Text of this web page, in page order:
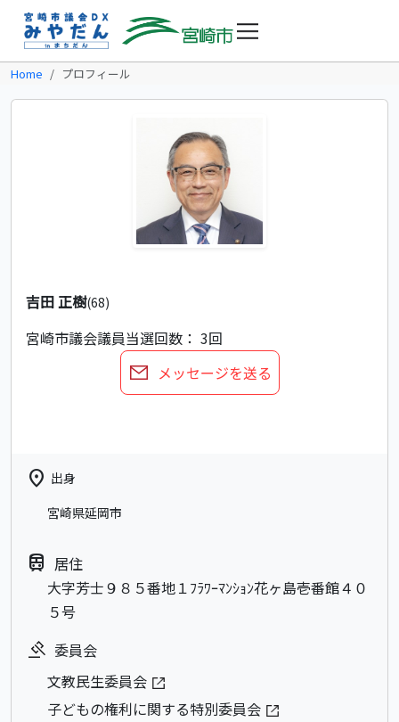
Home プロフィール
吉田 正樹(68)
宮崎市議会議員当選回数： 3回
メッセージを送る
location_on 出身
宮崎県延岡市
train 居住
大字芳士９８５番地１ﾌﾗﾜｰﾏﾝｼｮﾝ花ヶ島壱番館４０
５号
委員会
文教民生委員会
子どもの権利に関する特別委員会